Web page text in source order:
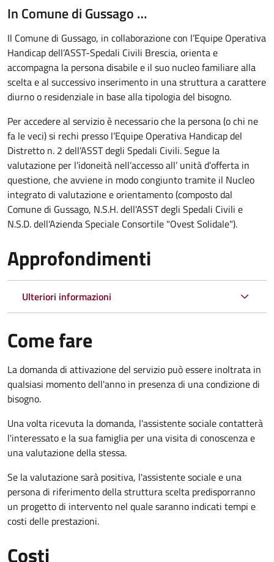
In Comune di Gussago …
Il Comune di Gussago, in collaborazione con l’Equipe Operativa
Handicap dell’ASST-Spedali Civili Brescia, orienta e
accompagna la persona disabile e il suo nucleo familiare alla
scelta e al successivo inserimento in una struttura a carattere
diurno o residenziale in base alla tipologia del bisogno.
Per accedere al servizio è necessario che la persona (o chi ne
fa le veci) si rechi presso l’Equipe Operativa Handicap del
Distretto n. 2 dell’ASST degli Spedali Civili. Segue la
valutazione per l’idoneità nell’accesso all’ unità d’offerta in
questione, che avviene in modo congiunto tramite il Nucleo
integrato di valutazione e orientamento (composto dal
Comune di Gussago, N.S.H. dell'ASST degli Spedali Civili e
N.S.D. dell'Azienda Speciale Consortile "Ovest Solidale").
Approfondimenti
Ulteriori informazioni
Come fare
La domanda di attivazione del servizio può essere inoltrata in
qualsiasi momento dell'anno in presenza di una condizione di
bisogno.
Una volta ricevuta la domanda, l'assistente sociale contatterà
l'interessato e la sua famiglia per una visita di conoscenza e
una valutazione della stessa.
Se la valutazione sarà positiva, l'assistente sociale e una
persona di riferimento della struttura scelta predisporranno
un progetto di intervento nel quale saranno indicati tempi e
costi delle prestazioni.
Costi